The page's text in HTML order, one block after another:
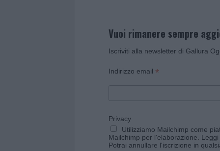
Vuoi rimanere sempre
Iscriviti alla newsletter di Gallura
Indirizzo email *
Privacy
Utilizziamo Mailchimp come
Mailchimp per l'elaborazione.
Potrai annullare l'iscrizione in